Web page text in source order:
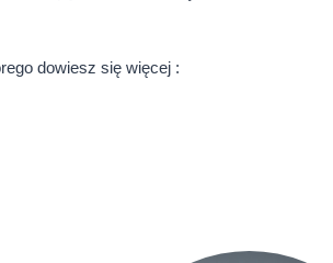
dowiesz się więcej :